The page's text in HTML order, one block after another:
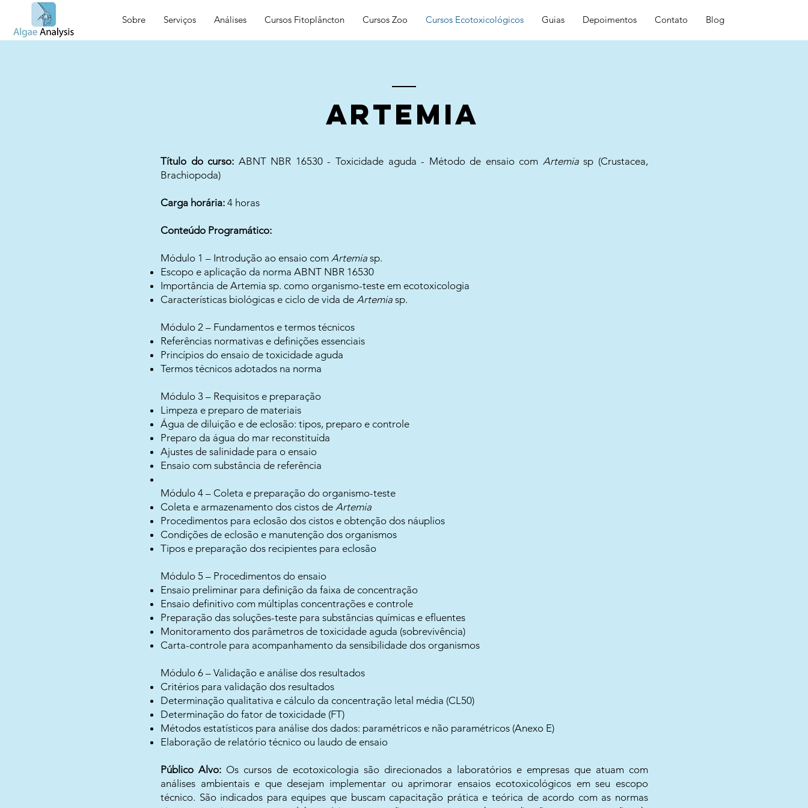
Sobre Serviços Análises Cursos Fitoplâncton Cursos Zoo Cursos Ecotoxicológicos Guias Depoimentos Contato Blog
ARTEMIA
Título do curso:​ ABNT NBR 16530 - Toxicidade aguda - Método de ensaio com Artemiasp (Crustacea,
Brachiopoda)
Carga horária: 4 horas
Conteúdo Programático:
Módulo 1 – Introdução ao ensaio com Artemia sp.
Escopo e aplicação da norma ABNT NBR 16530
Importância de Artemia sp. como organismo-teste em ecotoxicologia
Características biológicas e ciclo de vida de Artemia sp.
Módulo 2 – Fundamentos e termos técnicos
Referências normativas e definições essenciais
Princípios do ensaio de toxicidade aguda
Termos técnicos adotados na norma
Módulo 3 – Requisitos e preparação
Limpeza e preparo de materiais
Água de diluição e de eclosão: tipos, preparo e controle
Preparo da água do mar reconstituída
Ajustes de salinidade para o ensaio
Ensaio com substância de referência
Módulo 4 – Coleta e preparação do organismo-teste
Coleta e armazenamento dos cistos de Artemia
Procedimentos para eclosão dos cistos e obtenção dos náuplios
Condições de eclosão e manutenção dos organismos
Tipos e preparação dos recipientes para eclosão
Módulo 5 – Procedimentos do ensaio
Ensaio preliminar para definição da faixa de concentração
Ensaio definitivo com múltiplas concentrações e controle
Preparação das soluções-teste para substâncias químicas e efluentes
Monitoramento dos parâmetros de toxicidade aguda (sobrevivência)
Carta-controle para acompanhamento da sensibilidade dos organismos
Módulo 6 – Validação e análise dos resultados
Critérios para validação dos resultados
Determinação qualitativa e cálculo da concentração letal média (CL50)
Determinação do fator de toxicidade (FT)
Métodos estatísticos para análise dos dados: paramétricos e não paramétricos (Anexo E)
Elaboração de relatório técnico ou laudo de ensaio
Público Alvo:​ Os cursos de ecotoxicologia são direcionados a laboratórios e empresas que atuam com
análises ambientais e que desejam implementar ou aprimorar ensaios ecotoxicológicos em seu escopo
técnico. São indicados para equipes que buscam capacitação prática e teórica de acordo com as normas